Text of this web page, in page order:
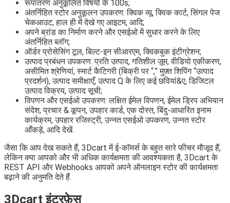
रूपांतरण अनुकूलित विषयों के 100s;
अंतर्निहित स्टोर अनुकूलन उपकरण: क्विक व्यू, क्विक कार्ट, सिंगल पेज
चेकआउट, हाल ही में देखे गए आइटम, आदि;
अपने ब्रांड का निर्माण करने और एसईओ में सुधार करने के लिए
अंतर्निहित ब्लॉग;
ऑर्डर प्रोसेसिंग टूल, बिल्ट-इन सीआरएम, क्विकबुक इंटीग्रेशन;
उत्पाद प्रबंधन उपकरण: प्रति उत्पाद, गतिशील ज़ूम, वीडियो एकीकरण,
असीमित श्रेणियां, स्मार्ट कैटिगरी (बिक्री पर “,” मुफ़्त शिपिंग “उत्पाद
प्रदर्शन), उत्पाद समीक्षाएँ, उत्पाद Q के लिए कई छवियां&ए, डिजिटल
उत्पाद विक्रय, उत्पाद सूची;
विपणन और एसईओ उपकरण: लक्षित ईमेल विपणन, ईमेल ड्रिप अभियान
संदेश, प्रचार & कूपन, उपहार कार्ड, एक दोस्त, बिंदु-आधारित इनाम
कार्यक्रम, उपहार रजिस्ट्री, उन्नत एसईओ उपकरण, उन्नत स्टोर
आँकड़े, आदि देखें.
जैसा कि आप देख सकते हैं, 3Dcart में ई-कॉमर्स के बहुत सारे फीचर मौजूद हैं,
लेकिन क्या आपको और भी अधिक कार्यक्षमता की आवश्यकता है, 3Dcart के
REST API और Webhooks आपको अपने ऑनलाइन स्टोर की कार्यक्षमता
बढ़ाने की अनुमति देते हैं.
3Dcart इंटरफ़ेस